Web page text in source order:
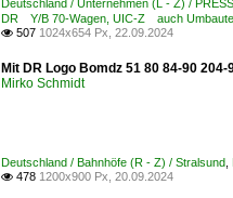
Deutschland / Unternehmen (L - Z) /
DR Y/B 70-Wagen, UIC-Z auch
 507 1024x654 Px, 22.09.2024
Mit DR Logo Bomdz 51 80 84-90
Mirko Schmidt
Deutschland / Bahnhöfe (R - Z) / Stralsund
 478 1200x900 Px, 20.09.2024